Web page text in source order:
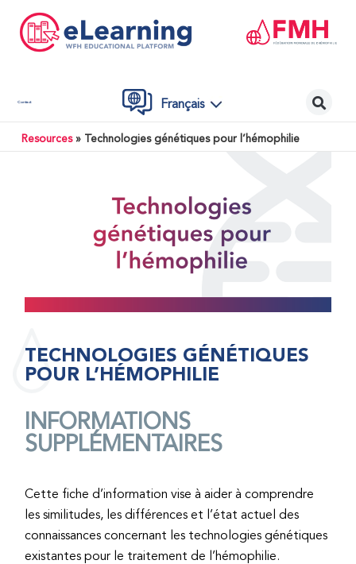
Contact Français
Resources» Technologies génétiques pour l’hémophilie
TECHNOLOGIES GÉNÉTIQUES
POUR L’HÉMOPHILIE
INFORMATIONS
SUPPLÉMENTAIRES
Cette fiche d’information vise à aider à comprendre
les similitudes, les différences et l’état actuel des
connaissances concernant les technologies génétiques
existantes pour le traitement de l’hémophilie.